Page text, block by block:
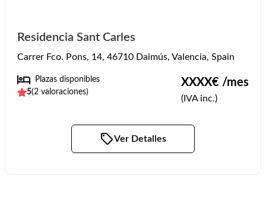
Residencia Sant Carles
Carrer Fco. Pons, 14, 46710 Daimús, Valencia, Spain
Plazas disponibles
5(2 valoraciones)
XXXX€ /mes
(IVA inc.)
Ver Detalles